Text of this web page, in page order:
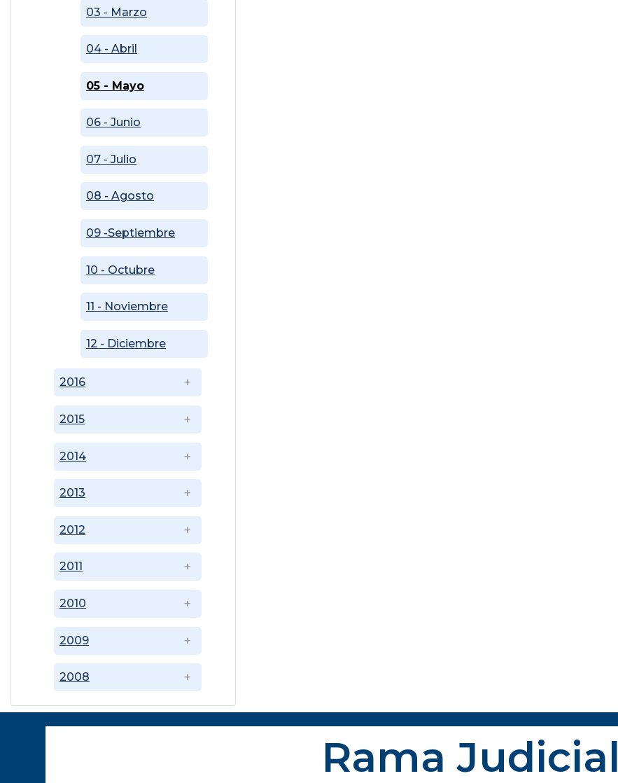
2008
2009
2010
2011
2012
2013
2014
2015
2016
03 - Marzo
04 - Abril
05 - Mayo
06 - Junio
07 - Julio
08 - Agosto
09 -Septiembre
10 - Octubre
11 - Noviembre
12 - Diciembre
Rama Judicial